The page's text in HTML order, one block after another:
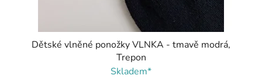
Dětské vlněné ponožky VLNKA - tmavě modrá,
Trepon
Skladem*